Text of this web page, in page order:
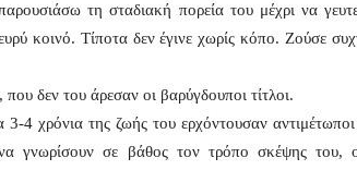
τη σταδιακή πορεία του μέχρι να
κοινό. Τίποτα δεν έγινε χωρίς κόπο. Ζούσε
δεν του άρεσαν οι βαρύγδουποι τίτλοι.
3-4 χρόνια της ζωής του ερχόντουσαν
γνωρίσουν σε βάθος τον τρόπο σκέψης του,